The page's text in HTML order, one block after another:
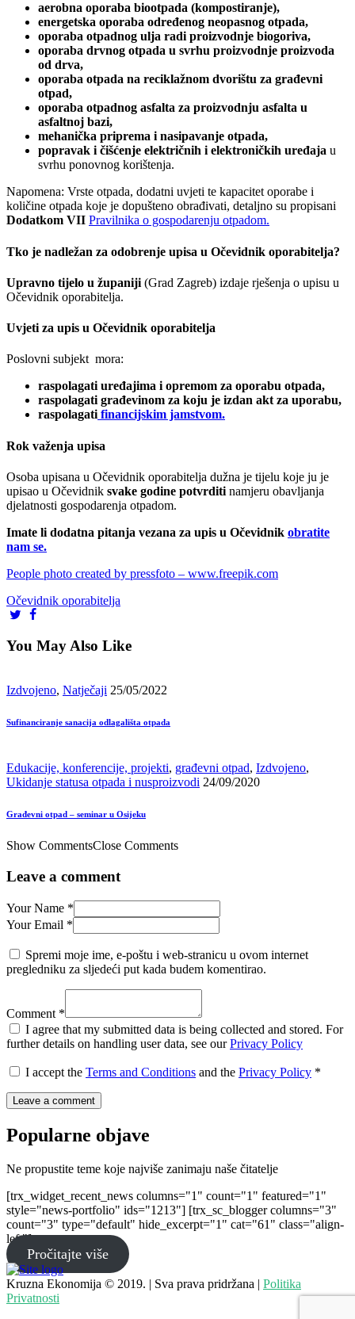
aerobna oporaba biootpada (kompostiranje),
energetska oporaba određenog neopasnog otpada,
oporaba otpadnog ulja radi proizvodnje biogoriva,
oporaba drvnog otpada u svrhu proizvodnje proizvoda
od drva,
oporaba otpada na reciklažnom dvorištu za građevni
otpad,
oporaba otpadnog asfalta za proizvodnju asfalta u
asfaltnoj bazi,
mehanička priprema i nasipavanje otpada,
popravak i čišćenje električnih i elektroničkih uređaja u
svrhu ponovnog korištenja.
Napomena: Vrste otpada, dodatni uvjeti te kapacitet oporabe i
količine otpada koje je dopušteno obrađivati, detaljno su propisani
Dodatkom VII Pravilnika o gospodarenju otpadom.
Tko je nadležan za odobrenje upisa u Očevidnik oporabitelja?
Upravno tijelo u županiji (Grad Zagreb) izdaje rješenja o upisu u
Očevidnik oporabitelja.
Uvjeti za upis u Očevidnik oporabitelja
Poslovni subjekt mora:
raspolagati uređajima i opremom za oporabu otpada,
raspolagati građevinom za koju je izdan akt za uporabu,
raspolagatifinancijskim jamstvom.
Rok važenja upisa
Osoba upisana u Očevidnik oporabitelja dužna je tijelu koje ju je
upisao u Očevidnik svake godine potvrditi namjeru obavljanja
djelatnosti gospodarenja otpadom.
Imate li dodatna pitanja vezana za upis u Očevidnik obratite
nam se.
People photo created by pressfoto – www.freepik.com
Očevidnik oporabitelja
You May Also Like
Izdvojeno, Natječaji 25/05/2022
Sufinanciranje sanacija odlagališta otpada
Edukacije, konferencije, projekti, građevni otpad, Izdvojeno,
Ukidanje statusa otpada i nusproizvodi 24/09/2020
Građevni otpad – seminar u Osijeku
Show CommentsClose Comments
Leave a comment
Your Name *
Your Email *
Spremi moje ime, e-poštu i web-stranicu u ovom internet
pregledniku za sljedeći put kada budem komentirao.
Comment *
I agree that my submitted data is being collected and stored. For
further details on handling user data, see ourPrivacy Policy
I accept the Terms and Conditions and the Privacy Policy *
Popularne objave
Ne propustite teme koje najviše zanimaju naše čitatelje
[trx_widget_recent_news columns="1" count="1" featured="1"
style="news-portfolio" ids="1213"] [trx_sc_blogger columns="3"
count="3" type="default" hide_excerpt="1" cat="61" class="align-
left"]
Pročitajte više
Kruzna Ekonomija © 2019. | Sva prava pridržana | Politika
Privatnosti